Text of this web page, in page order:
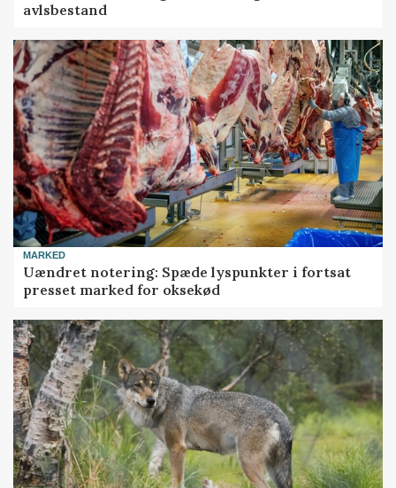
avlsbestand
MARKED
Uændret notering: Spæde lyspunkter i fortsat
presset marked for oksekød